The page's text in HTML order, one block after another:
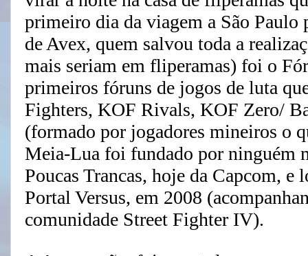
primeiro dia da viagem a São
de Avex, quem salvou toda a
mais seriam em fliperamas) foi o
primeiros fóruns de jogos de luta
Fighters, KOF Rivals, KOF Zero/
(formado por jogadores mineiros o
Meia-Lua foi fundado por ninguém
Poucas Trancas, hoje da Capcom,
Portal Versus, em 2008
comunidade Street Fighter IV).